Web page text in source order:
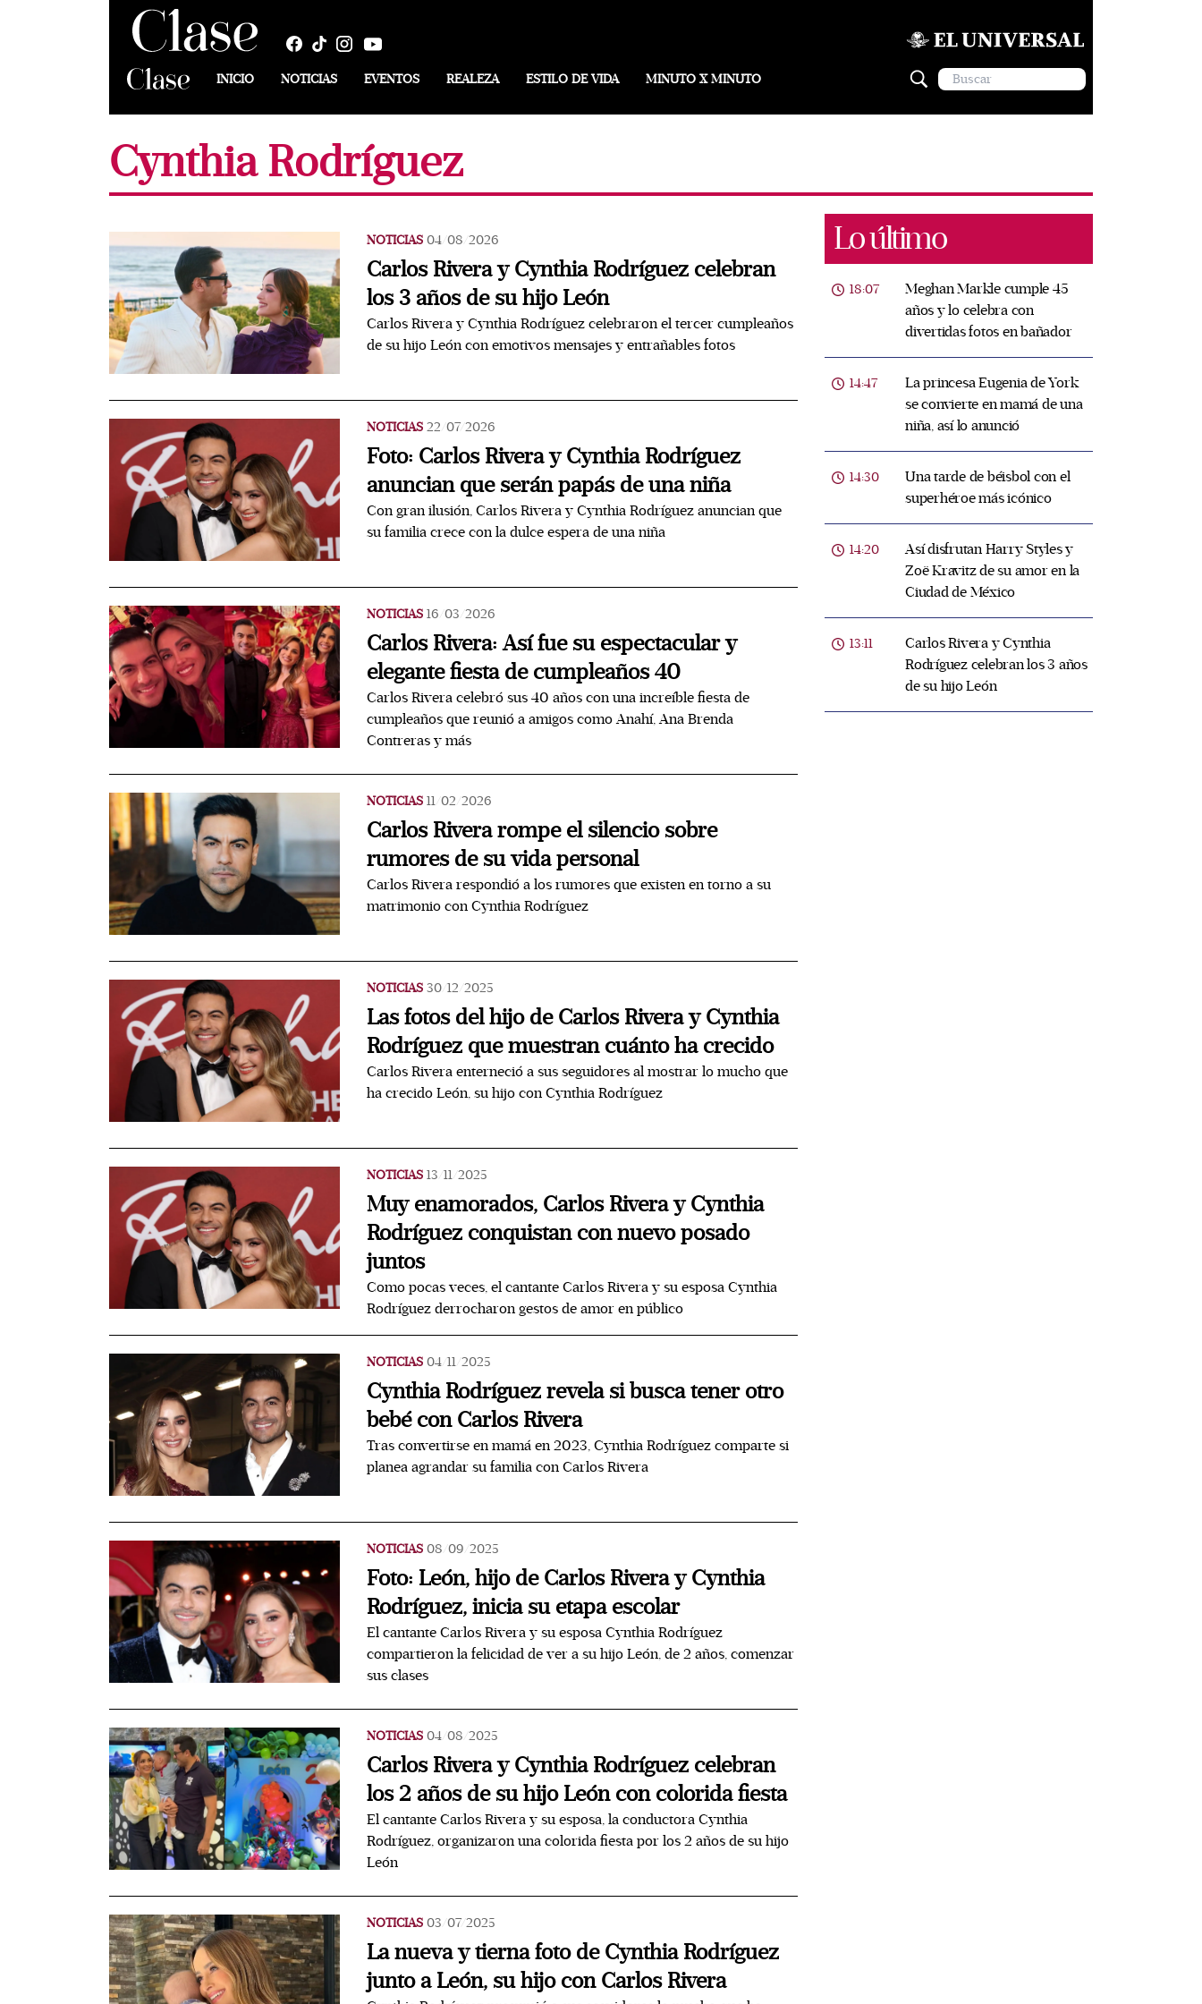
INICIO NOTICIAS EVENTOS REALEZA ESTILO DE VIDA MINUTO X MINUTO
Cynthia Rodríguez
NOTICIAS 04/08/2026
Carlos Rivera y Cynthia Rodríguez celebran
los 3 años de su hijo León
Carlos Rivera y Cynthia Rodríguez celebraron el tercer cumpleaños
de su hijo León con emotivos mensajes y entrañables fotos
NOTICIAS 22/07/2026
Foto: Carlos Rivera y Cynthia Rodríguez
anuncian que serán papás de una niña
Con gran ilusión, Carlos Rivera y Cynthia Rodríguez anuncian que
su familia crece con la dulce espera de una niña
NOTICIAS 16/03/2026
Carlos Rivera: Así fue su espectacular y
elegante fiesta de cumpleaños 40
Carlos Rivera celebró sus 40 años con una increíble fiesta de
cumpleaños que reunió a amigos como Anahí, Ana Brenda
Contreras y más
NOTICIAS 11/02/2026
Carlos Rivera rompe el silencio sobre
rumores de su vida personal
Carlos Rivera respondió a los rumores que existen en torno a su
matrimonio con Cynthia Rodríguez
NOTICIAS 30/12/2025
Las fotos del hijo de Carlos Rivera y Cynthia
Rodríguez que muestran cuánto ha crecido
Carlos Rivera enterneció a sus seguidores al mostrar lo mucho que
ha crecido León, su hijo con Cynthia Rodríguez
NOTICIAS 13/11/2025
Muy enamorados, Carlos Rivera y Cynthia
Rodríguez conquistan con nuevo posado
juntos
Como pocas veces, el cantante Carlos Rivera y su esposa Cynthia
Rodríguez derrocharon gestos de amor en público
NOTICIAS 04/11/2025
Cynthia Rodríguez revela si busca tener otro
bebé con Carlos Rivera
Tras convertirse en mamá en 2023, Cynthia Rodríguez comparte si
planea agrandar su familia con Carlos Rivera
NOTICIAS 08/09/2025
Foto: León, hijo de Carlos Rivera y Cynthia
Rodríguez, inicia su etapa escolar
El cantante Carlos Rivera y su esposa Cynthia Rodríguez
compartieron la felicidad de ver a su hijo León, de 2 años, comenzar
sus clases
NOTICIAS 04/08/2025
Carlos Rivera y Cynthia Rodríguez celebran
los 2 años de su hijo León con colorida fiesta
El cantante Carlos Rivera y su esposa, la conductora Cynthia
Rodríguez, organizaron una colorida fiesta por los 2 años de su hijo
León
NOTICIAS 03/07/2025
La nueva y tierna foto de Cynthia Rodríguez
junto a León, su hijo con Carlos Rivera
Lo último
18:07
Meghan Markle cumple 45
años y lo celebra con
divertidas fotos en bañador
14:47
La princesa Eugenia de York
se convierte en mamá de una
niña, así lo anunció
14:30
Una tarde de béisbol con el
superhéroe más icónico
14:20
Así disfrutan Harry Styles y
Zoë Kravitz de su amor en la
Ciudad de México
13:11
Carlos Rivera y Cynthia
Rodríguez celebran los 3 años
de su hijo León